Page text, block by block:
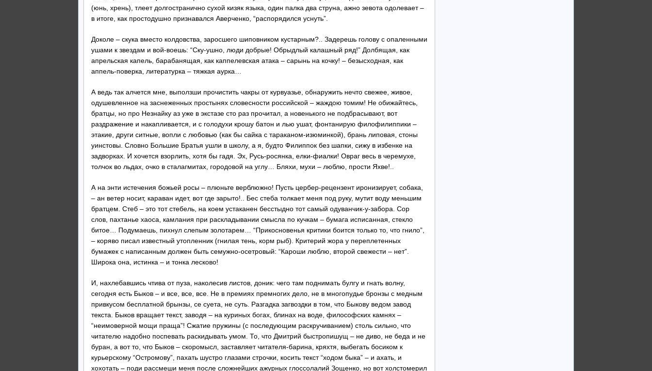
(юнь, хрень), тлеет долгостранично сухой кизяк языка, один палка два струна, ажно зевота одолевает –
в итоге, как простодушно признавался Аверченко, “распорядился уснуть”.
Доколе – скука вместо колдовства, заросшего шиповником кустарным?.. Задерешь голову с опаленными
ушами к звездам и вой-воешь: “Ску-ушно, люди добрые! Обрыдлый калашный ряд!” Долбящая, как
апрельская капель, барабанящая, как каппелевская атака – сарынь на кочку! – безысходная, как
аппель-поверка, литературка – тяжкая аурка…
А ведь так алчется мне, выползши прочистить чакры от курвуазье, обнаружить нечто свежее, живое,
одушевленное на заснеженных простынях словесности российской – жаждою томим! Не обижайтесь,
братцы, но про Незнайку аз уже в экстазе сто раз прочитал, а новенького не подбрасывают, вот
раздражение и накапливается, и с голодухи крошу батон и лью ушат, фонтанирую филофилиппики –
этакие, други ситные, вопли с любовью (как бы сайка с тараканом-изюминкой), брань липовая, стоны
уинстовы. Словно Большие Братья ушли в школу, а я, будто Филиппок без шапки, сижу в избенке на
задворках. И хочется взорлить, хотя бы гадя. Эх, Русь-росянка, елки-фиалки! Овраг весь в черемухе,
толчок во льдах, очко в сталагмитах, городовой на углу… Бляхи, мухи – люблю, прости Яхве!..
А на энти истечения божьей росы – плюньте верблюжно! Пусть цербер-рецензент иронизирует, собака,
– ан ветер носит, караван идет, вот где зарыто!.. Бес стеба толкает меня под руку, мутит воду меньшим
братцем. Стеб – это тот стебель, на коем устаканен бесстыдно тот самый одуванчик-у-забора. Сор
слов, пахтанье хаоса, камлания при раскладывании смысла по кучкам – бумага исписанная, стекло
битое… Подумаешь, пихнул слепым золотарем… “Прикосновенья критики боится только то, что гнило”,
– коряво писал известный утопленник (гнилая тень, корм рыб). Критерий жора у переплетенных
бумажек с написанным должен быть семужно-осетровый: “Кароши люблю, второй свежести – нет”.
Широка она, истинка – и тонка лесково!
И, нахлебавшись чтива от пуза, наколесив листов, доник: чего там поднимать булгу и гнать волну,
сегодня есть Быков – и все, все, все. Не в премиях премногих дело, не в многопудье бронзы с медным
привкусом бесплатной брынзы, се суета, не суть. Разгадка загвоздки в том, что Быкову ведом завод
текста. Быков вращает текст, заводя – на куриных богах, блинах на воде, философских камнях –
“неимоверной мощи праща”! Сжатие пружины (с последующим раскручиванием) столь сильно, что
читателю надобно поспевать раскидывать умом. То, что Дмитрий быстропишущ – не диво, не беда и не
буран, а вот то, что Быков – скоромысл, заставляет читателя-барина, кряхтя, выбегать босиком к
курьерскому “Остромову”, пахать шустро глазами строчки, косить текст “ходом быка” – и ахать, и
хохотать – поди рассмеши меня после сложнейших ажурных глоссолалий Зощенко, но вот холстомерил